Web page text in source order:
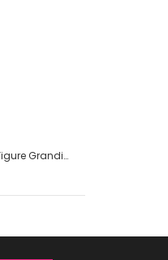
DRAGON BALL Z - Vegeta - Figure Grandista 31cm